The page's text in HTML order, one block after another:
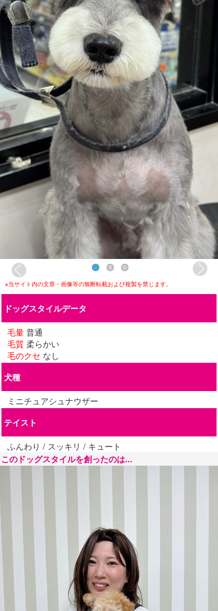
※当サイト内の文章・画像等の無断転載および複製を禁じます。
ドッグスタイルデータ
毛量 普通
毛質 柔らかい
毛のクセ なし
犬種
ミニチュアシュナウザー
テイスト
ふんわり / スッキリ / キュート
このドッグスタイルを創ったのは...